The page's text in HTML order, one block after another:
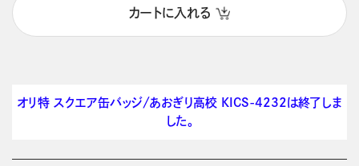
カートに入れる
オリ特 スクエア缶バッジ/あおぎり高校 KICS-4232は終了しま
した。